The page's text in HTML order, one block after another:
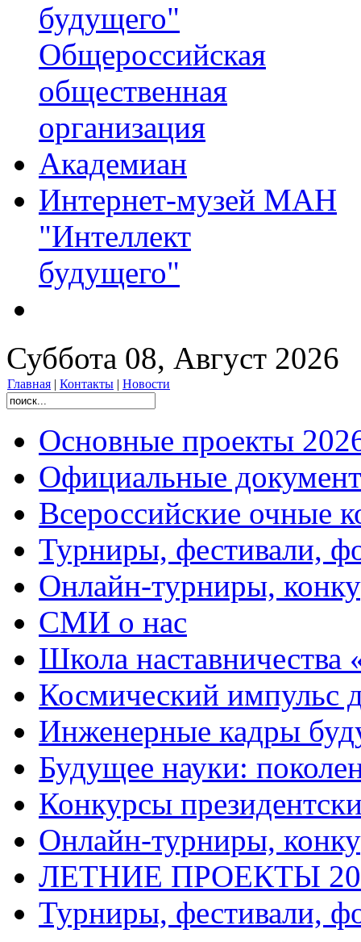
будущего"
Общероссийская
общественная
организация
Академиан
Интернет-музей МАН
"Интеллект
будущего"
Суббота 08, Август 2026
Главная | Контакты | Новости
Основные проекты
Официальные
Всероссийские очные
Турниры, фестивали,
Онлайн-турниры,
СМИ о нас
Школа
Космический импульс
Инженерные кадры
Будущее науки:
Конкурсы
Онлайн-турниры,
ЛЕТНИЕ ПРОЕКТЫ
Турниры, фестивали,